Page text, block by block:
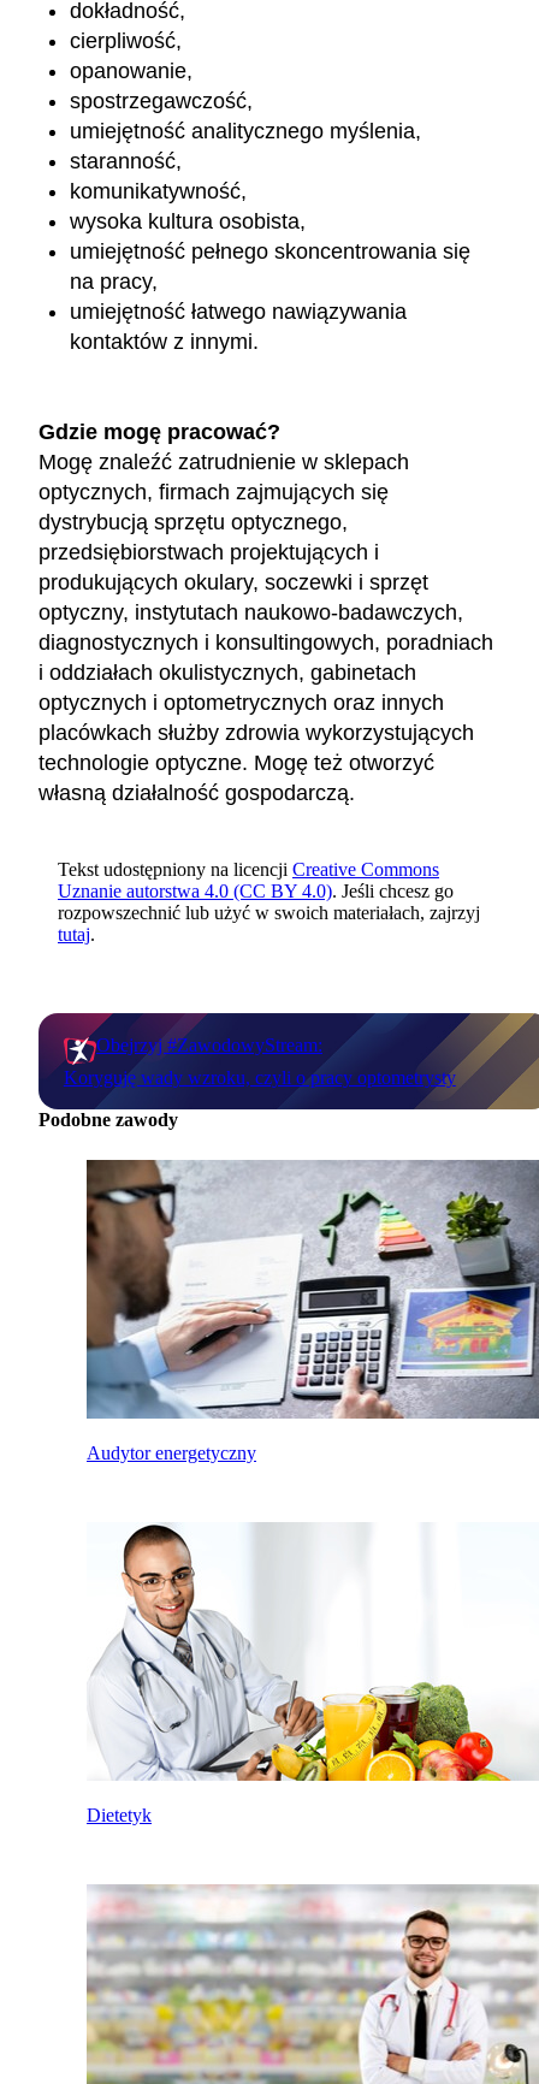
dokładność,
cierpliwość,
opanowanie,
spostrzegawczość,
umiejętność analitycznego myślenia,
staranność,
komunikatywność,
wysoka kultura osobista,
umiejętność pełnego skoncentrowania się
na pracy,
umiejętność łatwego nawiązywania
kontaktów z innymi.
Gdzie mogę pracować?
Mogę znaleźć zatrudnienie w sklepach
optycznych, firmach zajmujących się
dystrybucją sprzętu optycznego,
przedsiębiorstwach projektujących i
produkujących okulary, soczewki i sprzęt
optyczny, instytutach naukowo-badawczych,
diagnostycznych i konsultingowych, poradniach
i oddziałach okulistycznych, gabinetach
optycznych i optometrycznych oraz innych
placówkach służby zdrowia wykorzystujących
technologie optyczne. Mogę też otworzyć
własną działalność gospodarczą.
Tekst udostępniony na licencji Creative Commons
Uznanie autorstwa 4.0 (CC BY 4.0). Jeśli chcesz go
rozpowszechnić lub użyć w swoich materiałach, zajrzyj
tutaj.
Obejrzyj #ZawodowyStream:
Koryguję wady wzroku, czyli o pracy optometrysty
Podobne zawody
Audytor energetyczny
Dietetyk